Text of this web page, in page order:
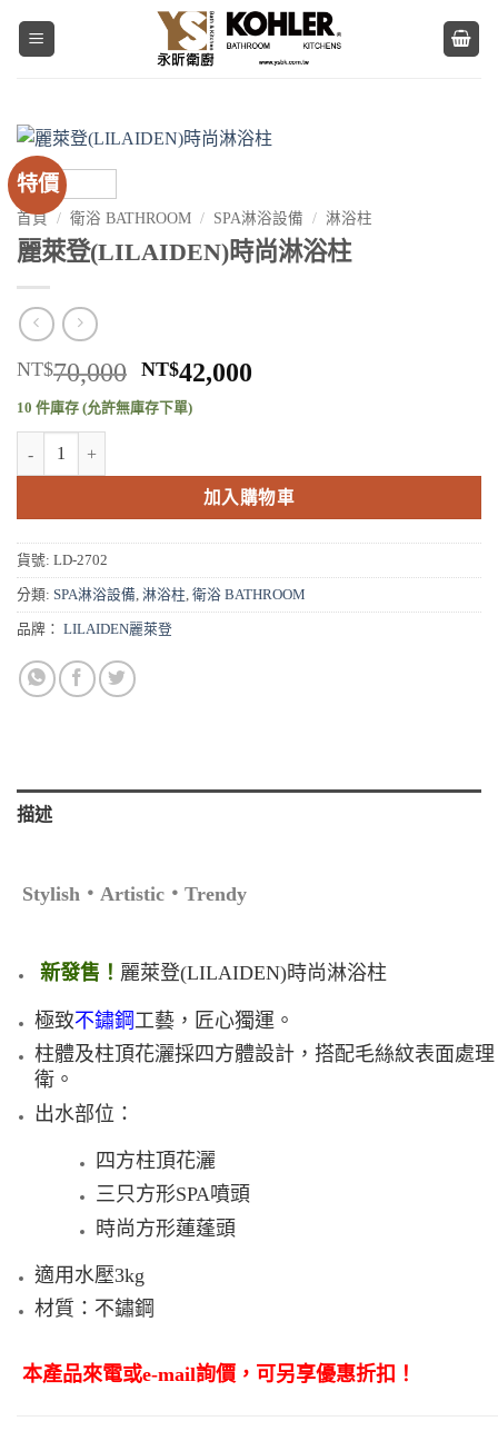
特價
首頁 / 衛浴 BATHROOM / SPA淋浴設備 / 淋浴柱
麗萊登(LILAIDEN)時尚淋浴柱
NT$70,000 原
始
NT$70,000。
NT$42,000
NT$42,000。
10 件庫存 (允許無庫存下單)
加入購物車
貨號: LD-2702
分類: SPA淋浴設備, 淋浴柱, 衛浴 BATHROOM
品牌： LILAIDEN麗萊登
描述
Stylish‧Artistic‧Trendy
新發售！ 麗萊登(LILAIDEN)時尚淋浴柱
極致不鏽鋼工藝，匠心獨運。
柱體及柱頂花灑採四方體設計，搭配毛絲紋表面處
衛。
出水部位：
四方柱頂花灑
三只方形SPA噴頭
時尚方形蓮蓬頭
適用水壓3kg
材質：不鏽鋼
本產品來電或e-mail詢價，可另享優惠折扣！